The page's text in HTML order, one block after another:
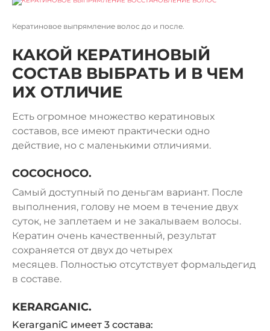
Кератиновое выпрямление волос до и после.
КАКОЙ КЕРАТИНОВЫЙ
СОСТАВ ВЫБРАТЬ И В ЧЕМ
ИХ ОТЛИЧИЕ
Есть огромное множество кератиновых
составов, все имеют практически одно
действие, но с маленькими отличиями.
COCOCHOCO.
Самый доступный по деньгам вариант. После
выполнения, голову не моем в течение двух
суток, не заплетаем и не закалываем волосы.
Кератин очень качественный, результат
сохраняется от двух до четырех
месяцев. Полностью отсутствует формальдегид
в составе.
KERARGANIC.
KerarganiC имеет 3 состава: